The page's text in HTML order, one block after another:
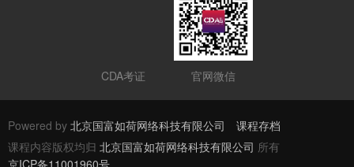
CDA考证 官网微信
Powered by 北京国富如荷网络科技有限公司
课程存档
课程内容版权均归 北京国富如荷网络科技有限公司 所有
京ICP备11001960号